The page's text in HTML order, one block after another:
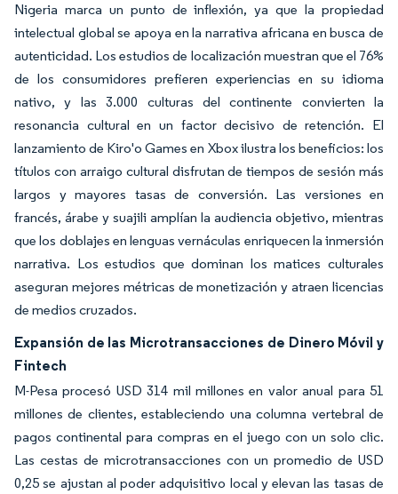
Nigeria marca un punto de inflexión, ya que la propiedad
intelectual global se apoya en la narrativa africana en busca de
autenticidad. Los estudios de localización muestran que el 76%
de los consumidores prefieren experiencias en su idioma
nativo, y las 3.000 culturas del continente convierten la
resonancia cultural en un factor decisivo de retención. El
lanzamiento de Kiro'o Games en Xbox ilustra los beneficios: los
títulos con arraigo cultural disfrutan de tiempos de sesión más
largos y mayores tasas de conversión. Las versiones en
francés, árabe y suajili amplían la audiencia objetivo, mientras
que los doblajes en lenguas vernáculas enriquecen la inmersión
narrativa. Los estudios que dominan los matices culturales
aseguran mejores métricas de monetización y atraen licencias
de medios cruzados.
Expansión de las Microtransacciones de Dinero Móvil y
Fintech
M-Pesa procesó USD 314 mil millones en valor anual para 51
millones de clientes, estableciendo una columna vertebral de
pagos continental para compras en el juego con un solo clic.
Las cestas de microtransacciones con un promedio de USD
0,25 se ajustan al poder adquisitivo local y elevan las tasas de